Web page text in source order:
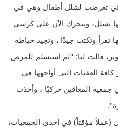
37 عاما – والتي تعرضت لشلل أطفال وهي في
بشلل، وتتحرك الآن على كرسي
تقرأ وتكتب جيدًا ، وتجيد خياطة
قالت لنا: "لم أستسلم للمرض
العقبات التي أواجهها في
المعاقين حركيًا ، وأخذت
(عملاً مؤقتاً) في إحدى الجمعيات،